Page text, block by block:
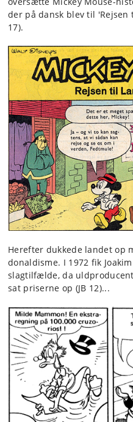
der på dansk blev til 'Rejsen
17).
Herefter dukkede landet op
donaldisme. I 1972 fik
slagtilfælde, da
sat priserne op (JB 12)...